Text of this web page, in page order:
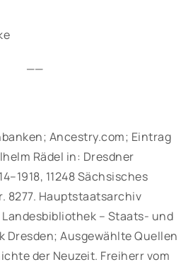
——
Ancestry.com; Eintrag
Rädel in: Dresdner
11248 Sächsisches
8277. Hauptstaatsarchiv
– Staats- und
Ausgewählte Quellen
der Neuzeit. Freiherr vom